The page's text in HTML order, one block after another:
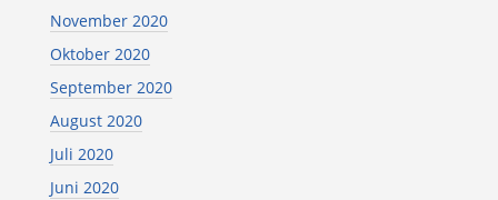
November 2020
Oktober 2020
September 2020
August 2020
Juli 2020
Juni 2020